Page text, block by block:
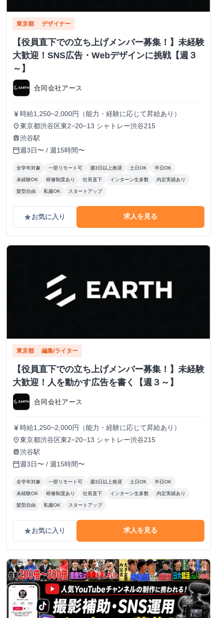
東京都 デザイナー
【役員直下での立ち上げメンバー募集！】未経験
大歓迎！SNS広告・Webデザインに挑戦【週３
～】
合同会社アース
currency_yen 時給1,250~2,000円（能力・経験に応じて昇給あり）
place東京都渋谷区東2−20−13 シャトレー渋谷215
train渋谷駅
calendar_today週3日〜 / 週15時間〜
全学年対象 一部リモート可 週3日以上推奨 土日OK 半日OK
未経験OK 研修制度あり 社長直下 インターン生多数 内定実績あり
髪型自由 私服OK スタートアップ
gradeお気に入り 求人を見る
東京都 編集/ライター
【役員直下での立ち上げメンバー募集！】未経験
大歓迎！人を動かす広告を書く【週３～】
合同会社アース
currency_yen 時給1,250~2,000円（能力・経験に応じて昇給あり）
place東京都渋谷区東2−20−13 シャトレー渋谷215
train渋谷駅
calendar_today週3日〜 / 週15時間〜
全学年対象 一部リモート可 週3日以上推奨 土日OK 半日OK
未経験OK 研修制度あり 社長直下 インターン生多数 内定実績あり
髪型自由 私服OK スタートアップ
gradeお気に入り 求人を見る